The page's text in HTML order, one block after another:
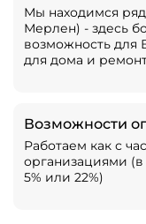
Мы находимся
Мерлен) - здесь
возможность для
для дома и
Возможности
Работаем как с
организациями
5% или 22%)